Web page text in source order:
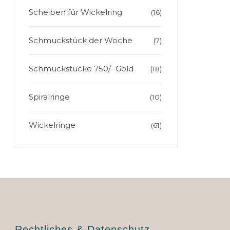
Scheiben für Wickelring (16)
Schmuckstück der Woche (7)
Schmuckstücke 750/- Gold (18)
Spiralringe (10)
Wickelringe (61)